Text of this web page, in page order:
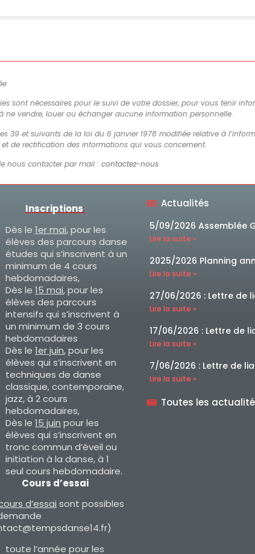
sont nécessaires pour le suivi de votre dossier, pour vous tenir
ne vendre, louer ou échanger aucune information personnelle.
39 et suivants de la loi du 6 janvier 1978 modifiée relative à
et de rectification des informations qui vous concernent.
nous contacter par mail :contactez-nous
Inscriptions:
Dès le 1er mai, pour les
élèves des parcours danse
études qui s’inscrivent à un
minimum de 4 cours
hebdomadaires,
Dès le 15 mai, pour les
élèves des parcours
intensifs qui s’inscrivent à
un minimum de 3 cours
hebdomadaires
Dès le 1er juin, pour les
élèves qui s’inscrivent en
techniques de danse
classique, contemporaine,
jazz, à 2 cours
hebdomadaires,
Dès le 15 juin pour les
élèves qui s’inscrivent en
tronc commun d’éveil ou
initiation à la danse, à 1
seul cours hebdomadaire.
Cours d’essai
d’essai sont possibles
toute l’année pour les
Actualités
5/09/2026 Assemblée
Lire la suite »
2025/2026 Planning
Lire la suite »
27/06/2026 : Lettre de
Lire la suite »
17/06/2026 : Lettre de
Lire la suite »
7/06/2026 : Lettre de
Lire la suite »
Toutes les